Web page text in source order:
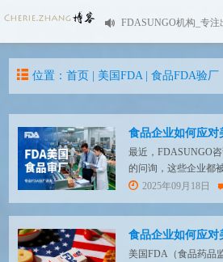
FDASUNGO机构_专
位置：首页 | 美国FDA|食品FDA验厂
食品企业如何应对
最近，FDASUNGO
的问询，这些企业都
FDA对中国食品厂的
当然警告信的数量也
户都很关心，为何来
查什么？不通过有什
面我们为客户一一解
2025年09月18日
食品企业如何应对
美国FDA（食品药品